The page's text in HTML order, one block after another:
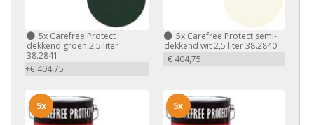
5x Carefree Protect
dekkend groen 2,5 liter
38.2841
+€ 404,75
5xCarefree Protect semi-
dekkend wit 2,5 liter 38.2840
+€ 404,75
5x 5x